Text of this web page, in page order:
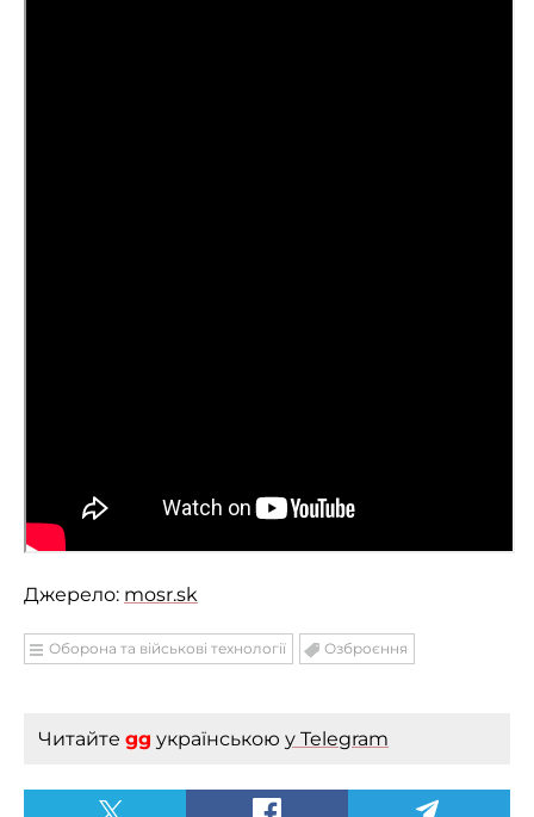
Джерело: mosr.sk
Оборона та військові технології Озброєння
Читайте gg українською у Telegram